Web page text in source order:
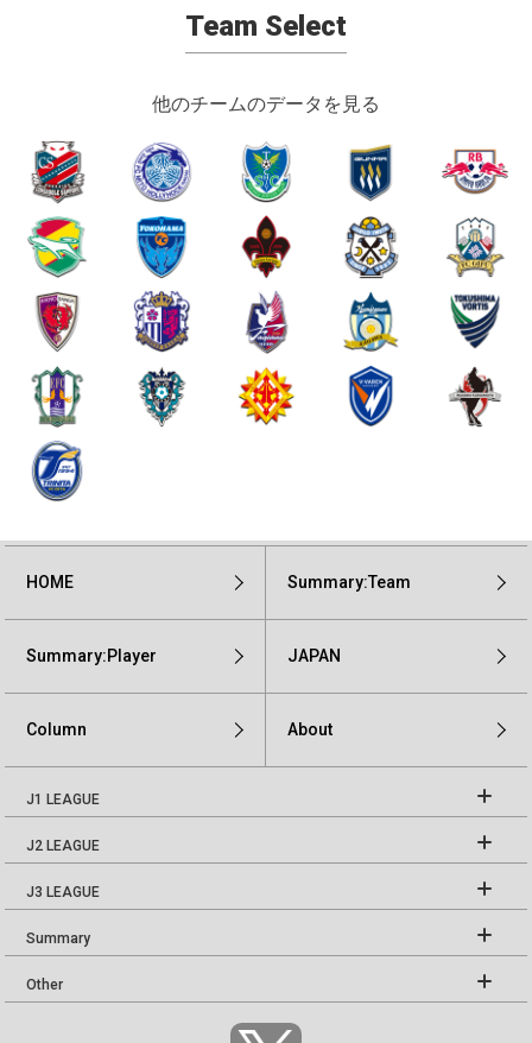
Team Select
他のチームのデータを見る
HOME Summary:Team
Summary:Player JAPAN
Column About
J1 LEAGUE
J2 LEAGUE
J3 LEAGUE
Summary
Other